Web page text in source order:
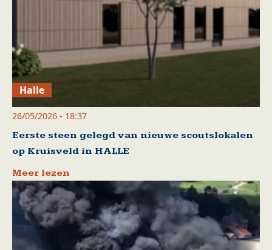
Halle
26/05/2026 - 18:37
Eerste steen gelegd van nieuwe scoutslokalen
op Kruisveld in HALLE
Meer lezen